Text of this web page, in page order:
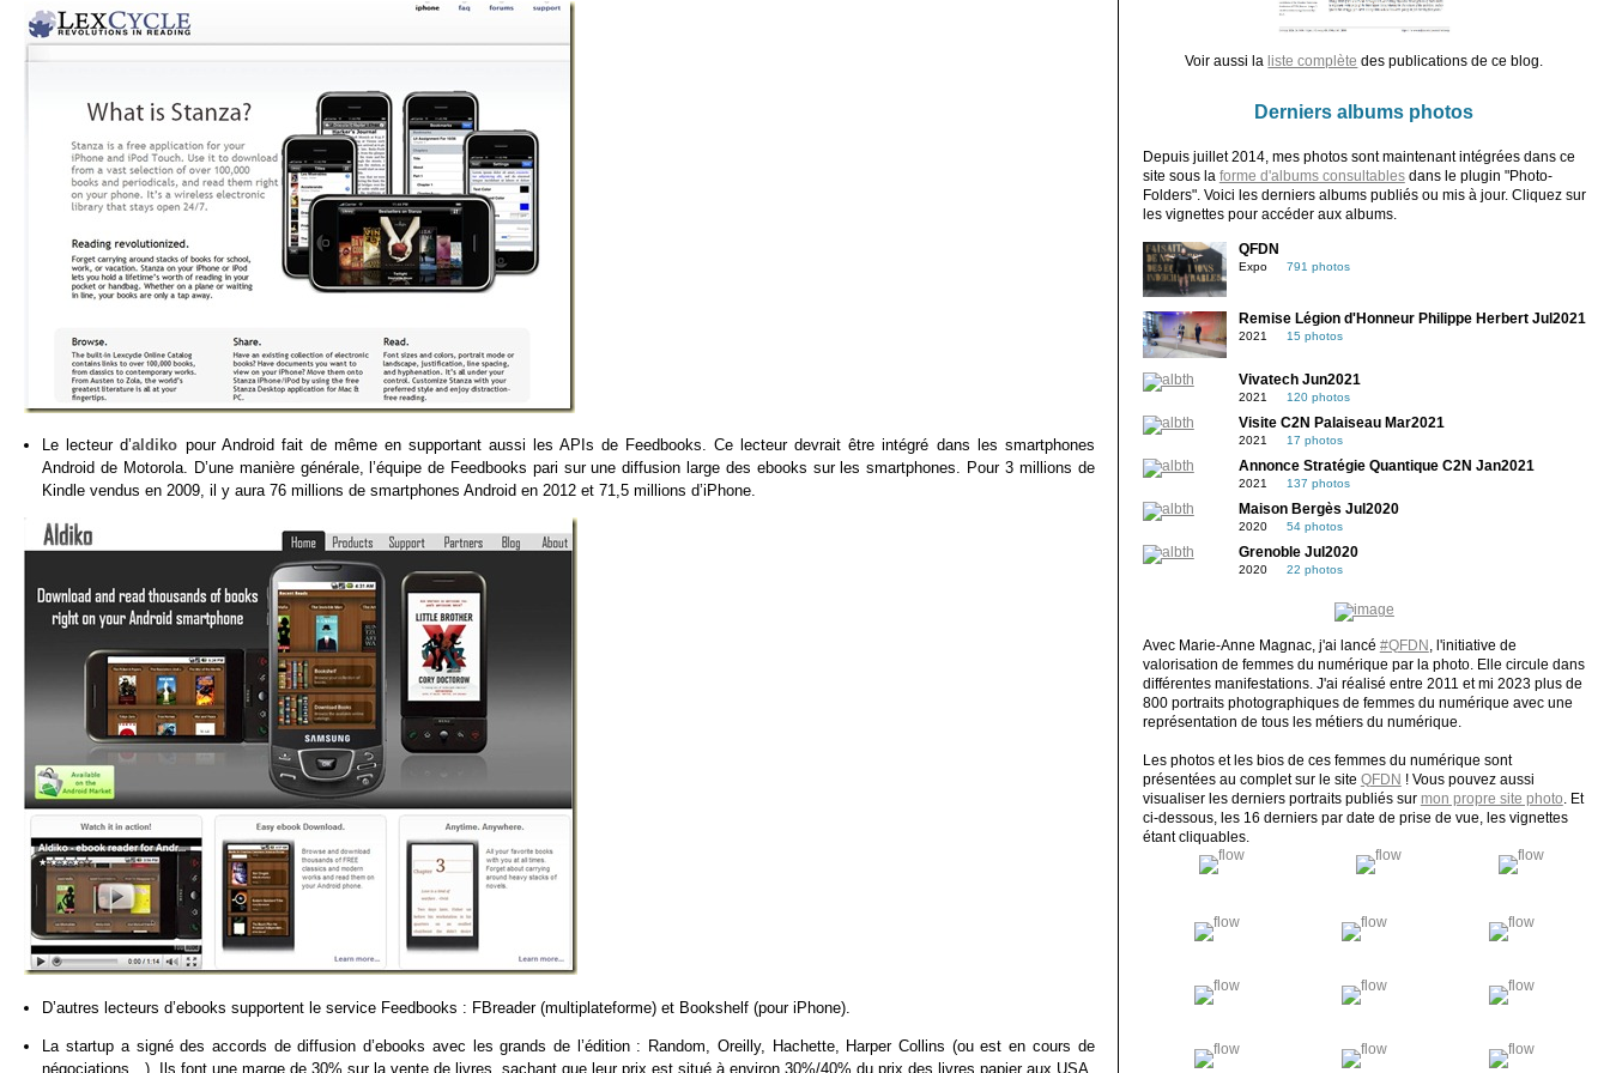
Le lecteur d’aldiko pour Android fait de même en supportant aussi les APIs de Feedbooks. Ce lecteur devrait être intégré dans les smartphones
Android de Motorola. D’une manière générale, l’équipe de Feedbooks pari sur une diffusion large des ebooks sur les smartphones. Pour 3 millions de
Kindle vendus en 2009, il y aura 76 millions de smartphones Android en 2012 et 71,5 millions d’iPhone.
D’autres lecteurs d’ebooks supportent le service Feedbooks : FBreader (multiplateforme) et Bookshelf (pour iPhone).
La startup a signé des accords de diffusion d’ebooks avec les grands de l’édition : Random, Oreilly, Hachette, Harper Collins (ou est en cours de
négociations…). Ils font une marge de 30% sur la vente de livres, sachant que leur prix est situé à environ 30%/40% du prix des livres papier aux USA.
Voir aussi la liste complète des publications de ce blog.
Derniers albums photos
Depuis juillet 2014, mes photos sont maintenant intégrées dans ce
site sous la forme d'albums consultablesdans le plugin "Photo-
Folders". Voici les derniers albums publiés ou mis à jour. Cliquez sur
les vignettes pour accéder aux albums.
QFDN
Expo 791 photos
Remise Légion d'Honneur Philippe Herbert Jul2021
2021 15 photos
Vivatech Jun2021
2021 120 photos
Visite C2N Palaiseau Mar2021
2021 17 photos
Annonce Stratégie Quantique C2N Jan2021
2021 137 photos
Maison Bergès Jul2020
2020 54 photos
Grenoble Jul2020
2020 22 photos
Avec Marie-Anne Magnac, j'ai lancé #QFDN , l'initiative de
valorisation de femmes du numérique par la photo. Elle circule dans
différentes manifestations. J'ai réalisé entre 2011 et mi 2023 plus de
800 portraits photographiques de femmes du numérique avec une
représentation de tous les métiers du numérique.
Les photos et les bios de ces femmes du numérique sont
présentées au complet sur le site QFDN ! Vous pouvez aussi
visualiser les derniers portraits publiés sur mon propre site photo. Et
ci-dessous, les 16 derniers par date de prise de vue, les vignettes
étant cliquables.